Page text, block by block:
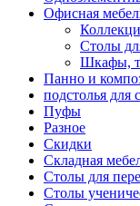
Офисная
Столы
Шкафы,
Панно и
подстолья для
Пуфы
Разное
Скидки
Складная
Столы для
Столы